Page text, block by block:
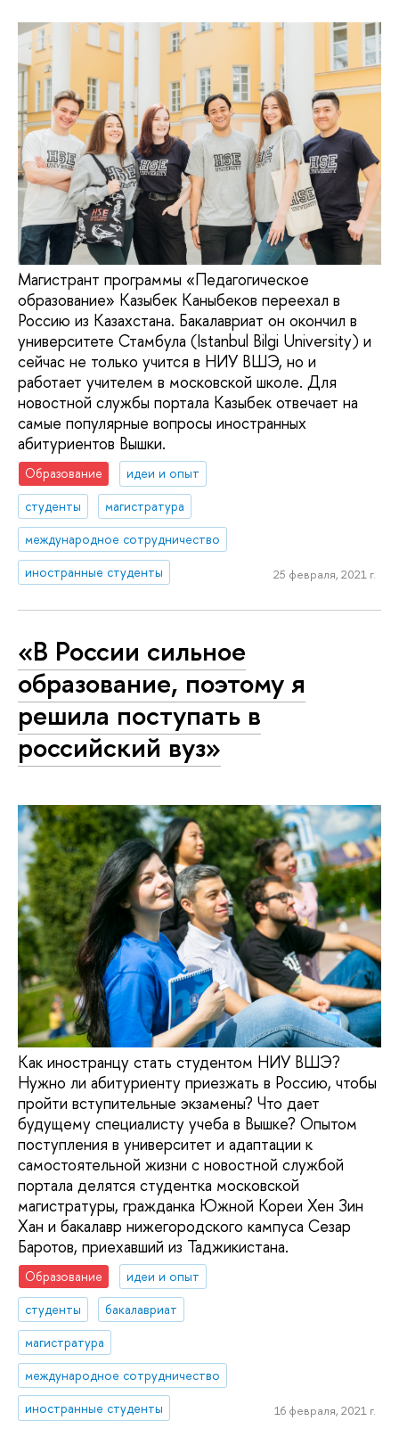
Магистрант программы «Педагогическое
образование» Казыбек Каныбеков переехал в
Россию из Казахстана. Бакалавриат он окончил в
университете Стамбула (Istanbul Bilgi University) и
сейчас не только учится в НИУ ВШЭ, но и
работает учителем в московской школе. Для
новостной службы портала Казыбек отвечает на
самые популярные вопросы иностранных
абитуриентов Вышки.
Образование
идеи и опыт
студенты
магистратура
международное сотрудничество
иностранные студенты
25 февраля, 2021 г.
«В России сильное
образование, поэтому я
решила поступать в
российский вуз»
Как иностранцу стать студентом НИУ ВШЭ?
Нужно ли абитуриенту приезжать в Россию, чтобы
пройти вступительные экзамены? Что дает
будущему специалисту учеба в Вышке? Опытом
поступления в университет и адаптации к
самостоятельной жизни с новостной службой
портала делятся студентка московской
магистратуры, гражданка Южной Кореи Хен Зин
Хан и бакалавр нижегородского кампуса Сезар
Баротов, приехавший из Таджикистана.
Образование
идеи и опыт
студенты
бакалавриат
магистратура
международное сотрудничество
иностранные студенты
16 февраля, 2021 г.